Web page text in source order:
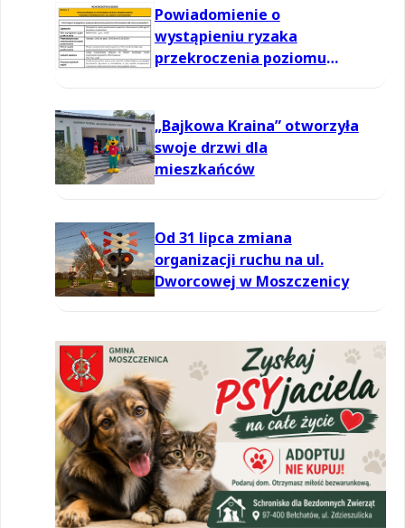
Powiadomienie o
wystąpieniu ryzaka
przekroczenia poziomu
„Bajkowa Kraina” otworzyła
swoje drzwi dla
mieszkańców
Od 31 lipca zmiana
organizacji ruchu na ul.
Dworcowej w Moszczenicy